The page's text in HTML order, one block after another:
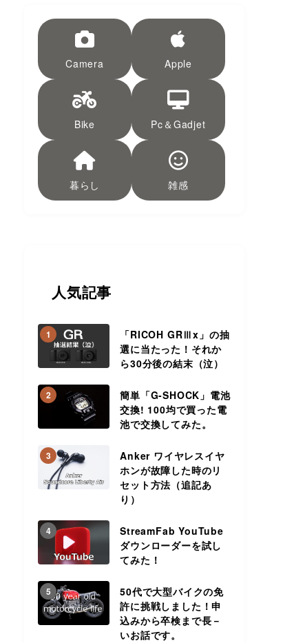
Camera Apple
Bike Pc＆Gadjet
暮らし 雑感
人気記事
1
「RICOH GRⅢx」の抽
選に当たった！それか
ら30分後の結末（泣）
2
簡単「G-SHOCK」電池
交換! 100均で買った電
池で交換してみた。
3
Anker ワイヤレスイヤ
ホンが故障した時のリ
セット方法（追記あ
り）
4
StreamFab YouTube
ダウンローダーを試し
てみた！
5
50代で大型バイクの免
許に挑戦しました！申
込みから卒検まで長－
いお話です。